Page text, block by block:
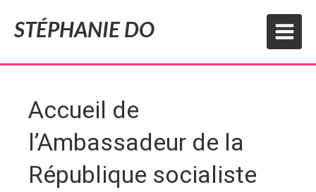
STÉPHANIE DO
Accueil de
l’Ambassadeur de la
République socialiste